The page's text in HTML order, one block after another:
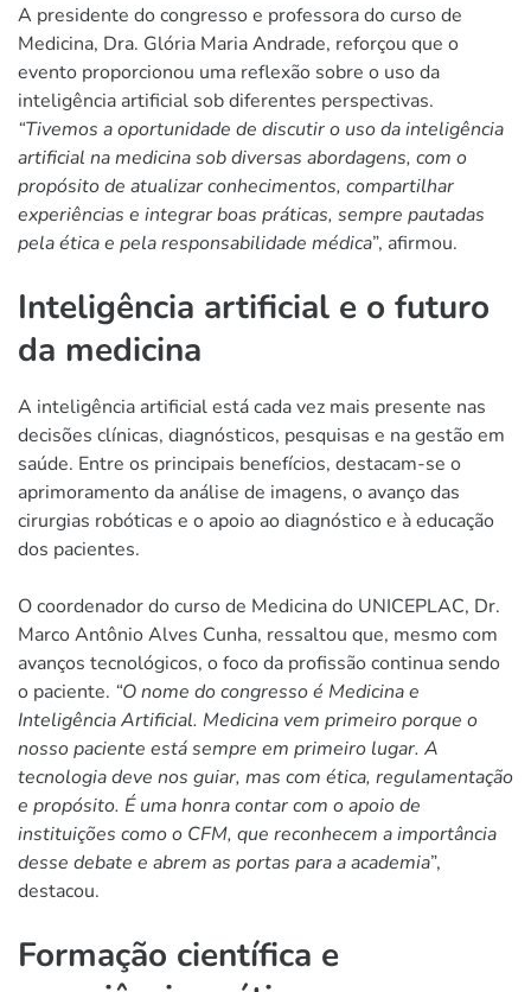
A presidente do congresso e professora do curso de
Medicina, Dra. Glória Maria Andrade, reforçou que o
evento proporcionou uma reflexão sobre o uso da
inteligência artificial sob diferentes perspectivas.
“Tivemos a oportunidade de discutir o uso da inteligência
artificial na medicina sob diversas abordagens, com o
propósito de atualizar conhecimentos, compartilhar
experiências e integrar boas práticas, sempre pautadas
pela ética e pela responsabilidade médica”, afirmou.
Inteligência artificial e o futuro
da medicina
A inteligência artificial está cada vez mais presente nas
decisões clínicas, diagnósticos, pesquisas e na gestão em
saúde. Entre os principais benefícios, destacam-se o
aprimoramento da análise de imagens, o avanço das
cirurgias robóticas e o apoio ao diagnóstico e à educação
dos pacientes.
O coordenador do curso de Medicina do UNICEPLAC, Dr.
Marco Antônio Alves Cunha, ressaltou que, mesmo com
avanços tecnológicos, o foco da profissão continua sendo
o paciente. “O nome do congresso é Medicina e
Inteligência Artificial. Medicina vem primeiro porque o
nosso paciente está sempre em primeiro lugar. A
tecnologia deve nos guiar, mas com ética, regulamentação
e propósito. É uma honra contar com o apoio de
instituições como o CFM, que reconhecem a importância
desse debate e abrem as portas para a academia”,
destacou.
Formação científica e